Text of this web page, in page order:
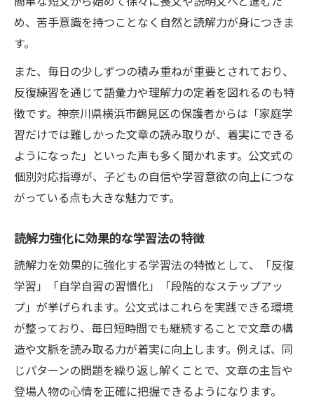
式
個別対応で読む力を高める仕組みの秘密
国語 習い事としての公文式の特徴を解説
読書教室 子供との違いを比較しよう
小学生の読解力習得に最適な学習法を解説
文章読み取りを伸ばす学習法の選び方
小学生に合った読解力強化のステップ
グリムスクールとの違いをわかりやすく解
説
家庭学習と習い事の組み合わせ活用術
公文式学習で文章理解が深まるワケ
小学生が文章を読み解く力が伸びる理由
公文式の反復学習で理解力が定着する仕組
み
読解力 小学生 習い事を比較したメリット
め、苦手意識を持つことなく自然と読解力が身につきま
す。
また、毎日の少しずつの積み重ねが重要とされており、
反復練習を通じて語彙力や理解力の定着を図れるのも特
徴です。神奈川県横浜市鶴見区の保護者からは「家庭学
習だけでは難しかった文章の読み取りが、着実にできる
ようになった」といった声も多く聞かれます。公文式の
個別対応指導が、子どもの自信や学習意欲の向上につな
がっている点も大きな魅力です。
読解力強化に効果的な学習法の特徴
読解力を効果的に強化する学習法の特徴として、「反復
学習」「自学自習の習慣化」「段階的なステップアッ
プ」が挙げられます。公文式はこれらを実践できる環境
が整っており、毎日短時間でも継続することで文章の構
造や文脈を読み取る力が着実に向上します。例えば、同
じパターンの問題を繰り返し解くことで、文章の主旨や
登場人物の心情を正確に把握できるようになります。